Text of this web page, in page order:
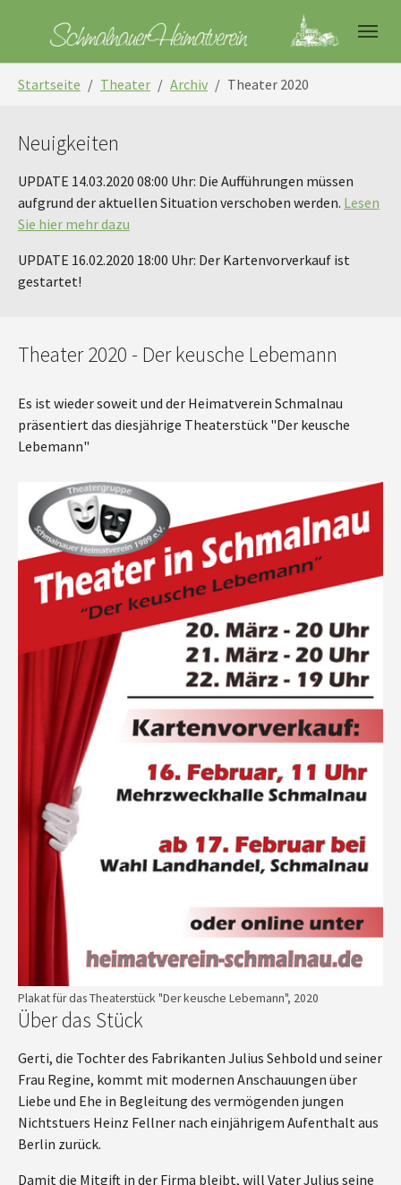
Startseite Theater Archiv Theater 2020
Neuigkeiten
UPDATE 14.03.2020 08:00 Uhr: Die Aufführungen müssen
aufgrund der aktuellen Situation verschoben werden. Lesen
Sie hier mehr dazu
UPDATE 16.02.2020 18:00 Uhr: Der Kartenvorverkauf ist
gestartet!
Theater 2020 - Der keusche Lebemann
Es ist wieder soweit und der Heimatverein Schmalnau
präsentiert das diesjährige Theaterstück "Der keusche
Lebemann"
Show larger version
Plakat für das Theaterstück "Der keusche Lebemann", 2020
Über das Stück
Gerti, die Tochter des Fabrikanten Julius Sehbold und seiner
Frau Regine, kommt mit modernen Anschauungen über
Liebe und Ehe in Begleitung des vermögenden jungen
Nichtstuers Heinz Fellner nach einjährigem Aufenthalt aus
Berlin zurück.
Damit die Mitgift in der Firma bleibt, will Vater Julius seine